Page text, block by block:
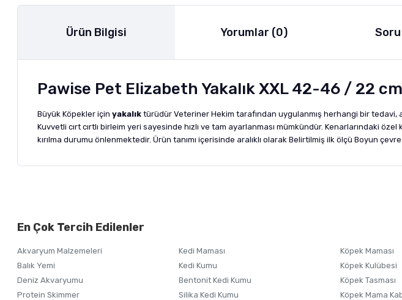
Ürün Bilgisi Yorumlar (0)
Pawise Pet Elizabeth Yakalık XXL 42-46 / 22 cm
Büyük Köpekler için yakalık türüdür Veteriner Hekim tarafından uygulanmış herhangi bir tedavi,
Kuvvetli cırt cırtlı birleim yeri sayesinde hızlı ve tam ayarlanması mümkündür. Kenarlarındaki
kırılma durumu önlenmektedir. Ürün tanımı içerisinde aralıklı olarak Belirtilmiş ilk ölçü Boyun
Ürünü
Ürün açıklamasında eksik bilgiler bulunuyor.
Ürün fiyatı diğer sitelerden daha pahalı.
En Çok Tercih Edilenler
Akvaryum Malzemeleri
Balık Yemi
Deniz Akvaryumu
Protein Skimmer
Kedi Maması
Kedi Kumu
Bentonit Kedi Kumu
Silika Kedi Kumu
Köpek Maması
Köpek Kulübesi
Köpek Tasması
Köpek Mama